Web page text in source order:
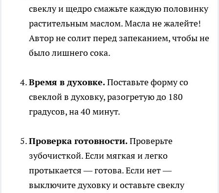
свеклу и щедро смажьте каждую половинку
растительным маслом. Масла не жалейте!
Автор не солит перед запеканием, чтобы не
было лишнего сока.
Время в духовке.Поставьте форму со
свеклой в духовку, разогретую до 180
градусов, на 40 минут.
Проверка готовности.Проверьте
зубочисткой. Если мягкая и легко
протыкается — готова. Если нет —
выключите духовку и оставьте свеклу